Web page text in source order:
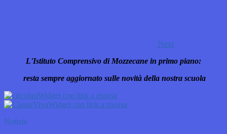
Next
L'Istituto Comprensivo di Mozzecane in primo piano:
resta sempre aggiornato sulle novità della nostra scuola
Widget con link a risorsa
Widget con link a risorsa
Notizie